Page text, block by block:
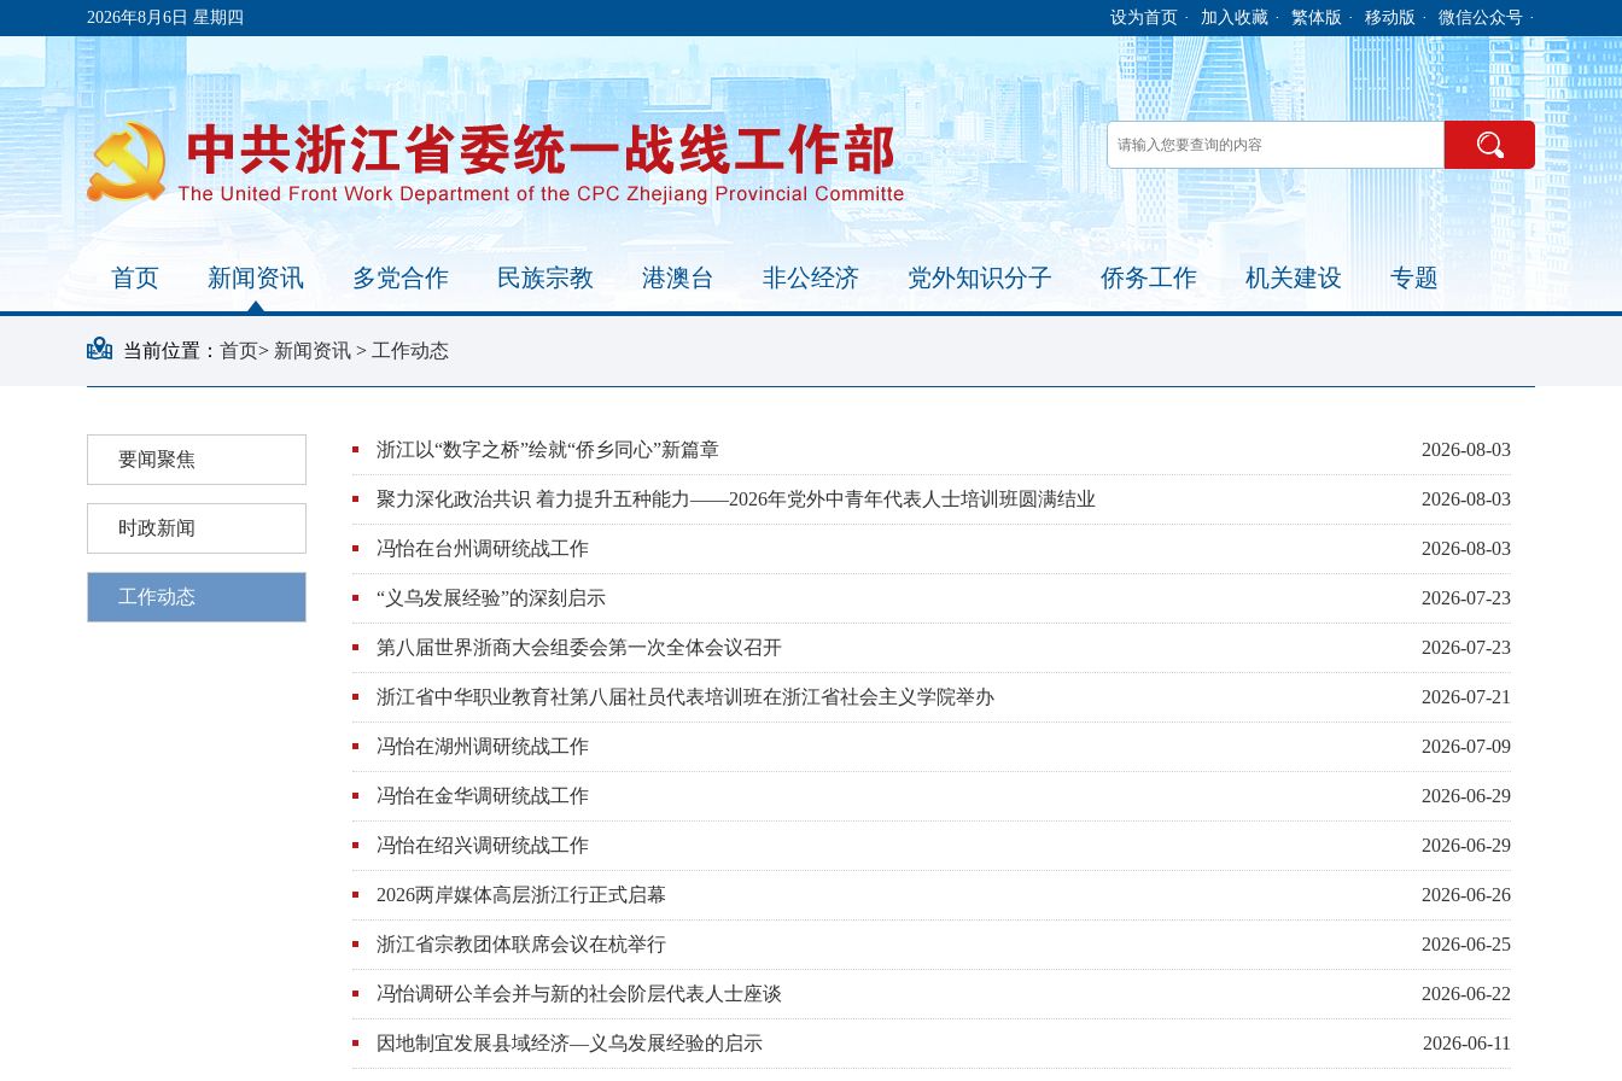
2026年8月6日 星期四 设为首页 · 加入收藏 · 繁体版 · 移动版 · 微信公众号 ·
首页 新闻资讯 多党合作 民族宗教 港澳台 非公经济 党外知识分子 侨务工作 机关建设 专题
当前位置： 首页> 新闻资讯 > 工作动态
要闻聚焦
》
时政新闻
》
工作动态
浙江以“数字之桥”绘就“侨乡同心”新篇章 2026-08-03
聚力深化政治共识 着力提升五种能力——2026年党外中青年代表人士培训班圆满结业 2026-08-03
冯怡在台州调研统战工作 2026-08-03
“义乌发展经验”的深刻启示 2026-07-23
第八届世界浙商大会组委会第一次全体会议召开 2026-07-23
浙江省中华职业教育社第八届社员代表培训班在浙江省社会主义学院举办 2026-07-21
冯怡在湖州调研统战工作 2026-07-09
冯怡在金华调研统战工作 2026-06-29
冯怡在绍兴调研统战工作 2026-06-29
2026两岸媒体高层浙江行正式启幕 2026-06-26
浙江省宗教团体联席会议在杭举行 2026-06-25
冯怡调研公羊会并与新的社会阶层代表人士座谈 2026-06-22
因地制宜发展县域经济—义乌发展经验的启示 2026-06-11